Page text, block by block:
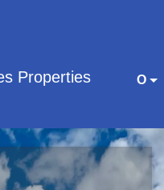
Properties O